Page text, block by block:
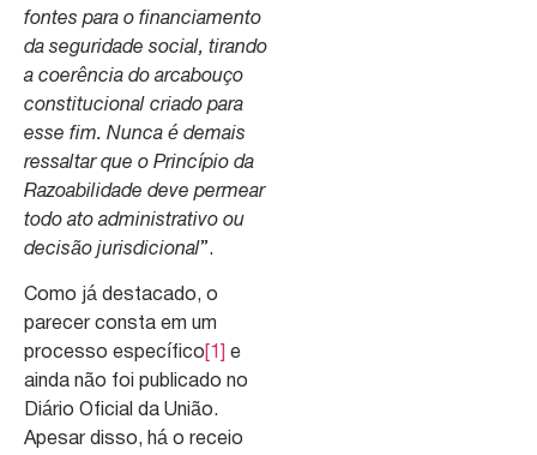
fontes para o financiamento
da seguridade social, tirando
a coerência do arcabouço
constitucional criado para
esse fim. Nunca é demais
ressaltar que o Princípio da
Razoabilidade deve permear
todo ato administrativo ou
decisão jurisdicional”.
Como já destacado, o
parecer consta em um
processo específico [1]
e
ainda não foi publicado no
Diário Oficial da União.
Apesar disso, há o receio